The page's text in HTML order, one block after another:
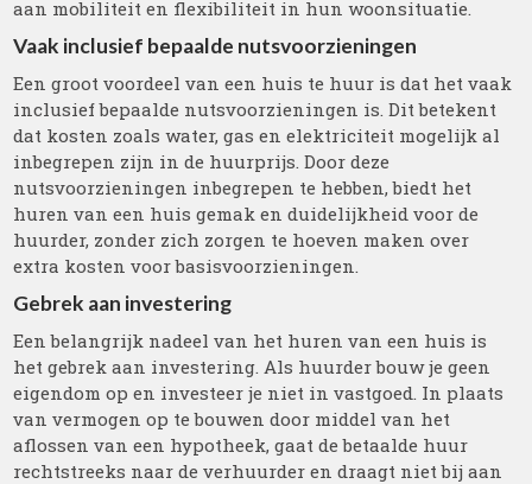
aan mobiliteit en flexibiliteit in hun woonsituatie.
Vaak inclusief bepaalde nutsvoorzieningen
Een groot voordeel van een huis te huur is dat het vaak
inclusief bepaalde nutsvoorzieningen is. Dit betekent
dat kosten zoals water, gas en elektriciteit mogelijk al
inbegrepen zijn in de huurprijs. Door deze
nutsvoorzieningen inbegrepen te hebben, biedt het
huren van een huis gemak en duidelijkheid voor de
huurder, zonder zich zorgen te hoeven maken over
extra kosten voor basisvoorzieningen.
Gebrek aan investering
Een belangrijk nadeel van het huren van een huis is
het gebrek aan investering. Als huurder bouw je geen
eigendom op en investeer je niet in vastgoed. In plaats
van vermogen op te bouwen door middel van het
aflossen van een hypotheek, gaat de betaalde huur
rechtstreeks naar de verhuurder en draagt niet bij aan